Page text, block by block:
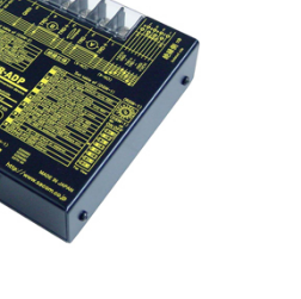
会社情報
問い合わせ